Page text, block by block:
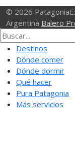
© 2026
Argentina Balero
Destinos
Dónde comer
Dónde dormir
Qué hacer
Pura Patagonia
Más servicios